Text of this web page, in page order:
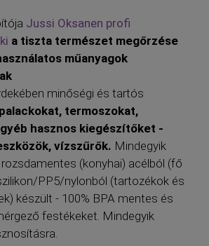
Jussi Oksanen profi
a tiszta természet megőrzése
műanyagok
minőségi és tartós
palackokat, termoszokat,
hasznos kiegészítőket -
vízszűrők. Mindegyik
(konyhai) acélból (fő
PP5/nylonból (tartozékok és
készült - 100% BPA mentes és
festékeket. Mindegyik